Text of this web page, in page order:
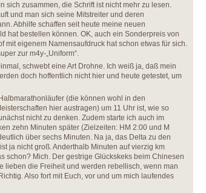
sich zusammen, die Schrift ist nicht mehr zu lesen.
und man sich seine Mitstreiter und deren
Abhilfe schaffen seit heute meine neuen
hat bestellen können. OK, auch ein Sonderpreis von
mit eigenem Namensaufdruck hat schon etwas für sich.
zur m4y-„Uniform“.
schwebt eine Art Drohne. Ich weiß ja, daß mein
doch hoffentlich nicht hier und heute getestet, um
(die können wohl in den
hier austragen) um 11 Uhr ist, wie so
nicht zu denken. Zudem starte ich auch im
zehn Minuten später (Zielzeiten: HM 2:00 und M
über sechs Minuten. Na ja, das Delta zu den
ja nicht groß. Anderthalb Minuten auf vierzig km
schon? Mich. Der gestrige Glückskeks beim Chinesen
lieben die Freiheit und werden rebellisch, wenn man
Also fort mit Euch, vor und um mich laufendes